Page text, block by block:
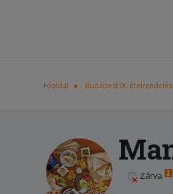
Főoldal Budapest IX. ételrendelés
Zárva